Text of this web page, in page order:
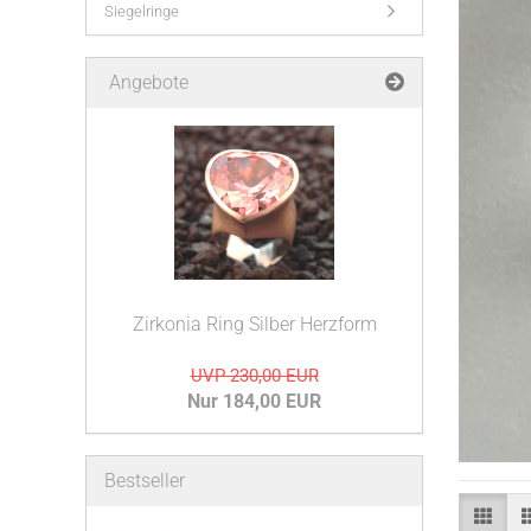
Siegelringe
Angebote
Zirkonia Ring Silber Herzform
UVP 230,00 EUR
Nur 184,00 EUR
Bestseller